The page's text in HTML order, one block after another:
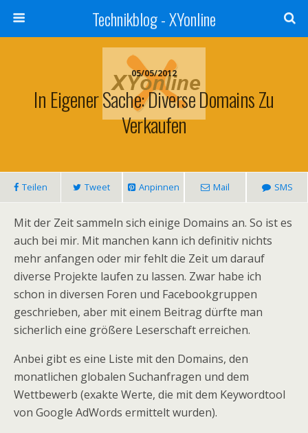
Technikblog - XYonline
05/05/2012
In Eigener Sache: Diverse Domains Zu
Verkaufen
Teilen Tweet Anpinnen Mail SMS
Mit der Zeit sammeln sich einige Domains an. So ist es
auch bei mir. Mit manchen kann ich definitiv nichts
mehr anfangen oder mir fehlt die Zeit um darauf
diverse Projekte laufen zu lassen. Zwar habe ich
schon in diversen Foren und Facebookgruppen
geschrieben, aber mit einem Beitrag dürfte man
sicherlich eine größere Leserschaft erreichen.
Anbei gibt es eine Liste mit den Domains, den
monatlichen globalen Suchanfragen und dem
Wettbewerb (exakte Werte, die mit dem Keywordtool
von Google AdWords ermittelt wurden).